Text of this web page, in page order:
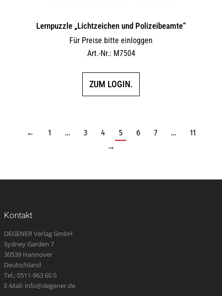
Lernpuzzle „Lichtzeichen und Polizeibeamte“
Für Preise bitte einloggen
Art.-Nr.: M7504
ZUM LOGIN.
← 1 … 3 4 5 6 7 …
11
→
Kontakt
DEGENER Verlag GmbH
Sydney Garden 7
30539 Hannover
Deutschland
Tel.: 0511-963 60 0
E-Mail: info@degener.de